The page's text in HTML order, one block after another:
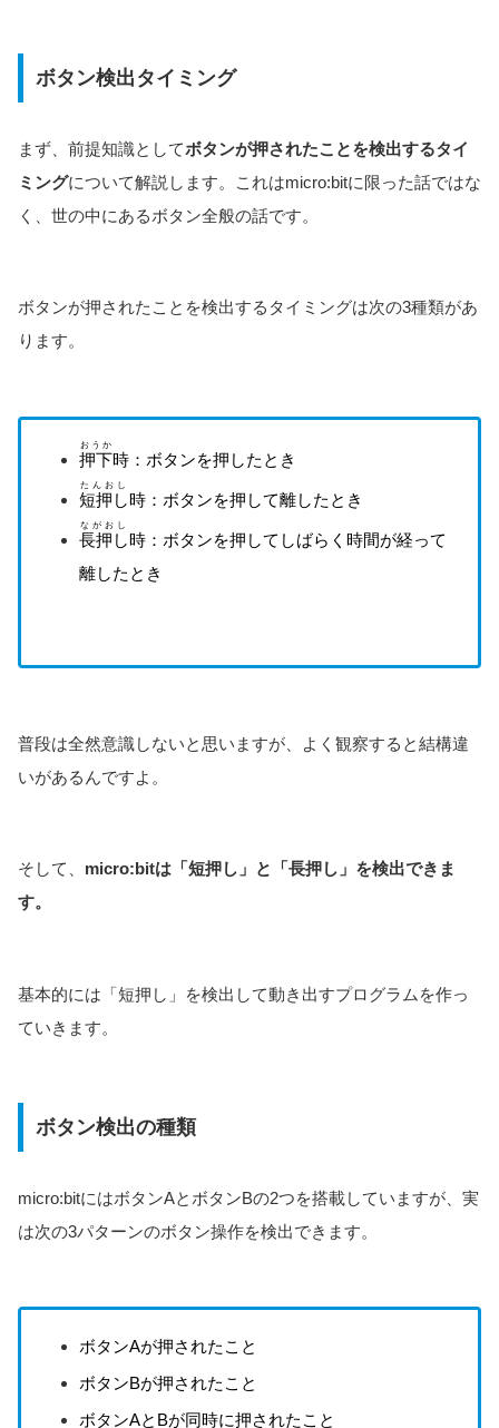
ボタン検出タイミング
まず、前提知識としてボタンが押されたことを検出するタイ
ミングについて解説します。これはmicro:bitに限った話ではな
く、世の中にあるボタン全般の話です。
ボタンが押されたことを検出するタイミングは次の3種類があ
ります。
押下
おうか
時：ボタンを押したとき
短押し
たんおし
時：ボタンを押して離したとき
長押し
ながおし
時：ボタンを押してしばらく時間が経って
離したとき
普段は全然意識しないと思いますが、よく観察すると結構違
いがあるんですよ。
そして、 micro:bitは「短押し」と「長押し」を検出できま
す。
基本的には「短押し」を検出して動き出すプログラムを作っ
ていきます。
ボタン検出の種類
micro:bitにはボタンAとボタンBの2つを搭載していますが、実
は次の3パターンのボタン操作を検出できます。
ボタンAが押されたこと
ボタンBが押されたこと
ボタンAとBが同時に押されたこと